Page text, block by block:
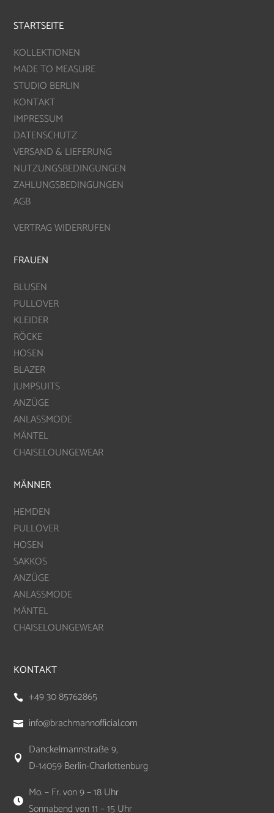
STARTSEITE
KOLLEKTIONEN
MADE TO MEASURE
STUDIO BERLIN
KONTAKT
IMPRESSUM
DATENSCHUTZ
VERSAND & LIEFERUNG
NUTZUNGSBEDINGUNGEN
ZAHLUNGSBEDINGUNGEN
AGB
VERTRAG WIDERRUFEN
FRAUEN
BLUSEN
PULLOVER
KLEIDER
RÖCKE
HOSEN
BLAZER
JUMPSUITS
ANZÜGE
ANLASSMODE
MÄNTEL
CHAISELOUNGEWEAR
MÄNNER
HEMDEN
PULLOVER
HOSEN
SAKKOS
ANZÜGE
ANLASSMODE
MÄNTEL
CHAISELOUNGEWEAR
KONTAKT
 +49 30 85762865
 info@brachmannofficial.com

Danckelmannstraße 9,
D-14059 Berlin-Charlottenburg

Mo. – Fr. von 9 – 18 Uhr
Sonnabend von 11 – 15 Uhr